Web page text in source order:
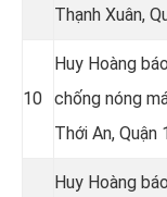
Thạnh Xuân,
10
Huy Hoàng
chống nóng
Thới An, Quận
Huy Hoàng